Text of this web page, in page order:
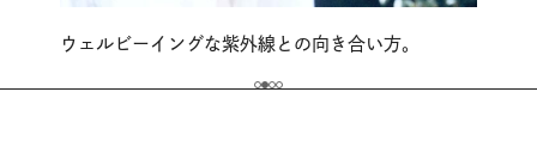
ウェルビーイングな紫外線との向き合い方。